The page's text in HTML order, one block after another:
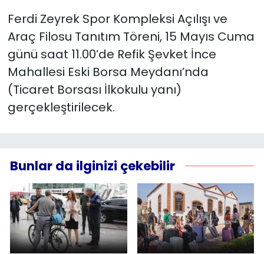
Ferdi Zeyrek Spor Kompleksi Açılışı ve
Araç Filosu Tanıtım Töreni, 15 Mayıs Cuma
günü saat 11.00’de Refik Şevket İnce
Mahallesi Eski Borsa Meydanı’nda
(Ticaret Borsası İlkokulu yanı)
gerçekleştirilecek.
Bunlar da ilginizi çekebilir